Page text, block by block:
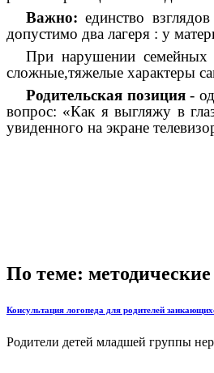
Важно: единство
допустимо два лагеря : у
При нарушении семейных
сложные,тяжелые характеры
Родительская позиция-
вопрос: «Как я выгляжу в
увиденного на экране
По теме:
Консультация логопеда для родителей
Родители детей младшей группы